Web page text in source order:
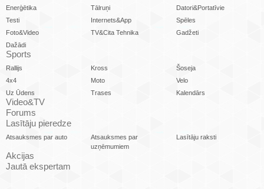
Enerģētika Tālruņi
Datori&Portatīvie
Testi
Internets&App
Spēles
Foto&Video
TV&Cita Tehnika
Gadžeti
Dažādi
Sports
Rallijs Kross
Šoseja
4x4
Moto
Velo
Uz Ūdens
Trases Kalendārs
Video&TV
Forums
Lasītāju pieredze
Atsauksmes par auto
Atsauksmes par
uzņēmumiem
Lasītāju raksti
Akcijas
Jautā ekspertam